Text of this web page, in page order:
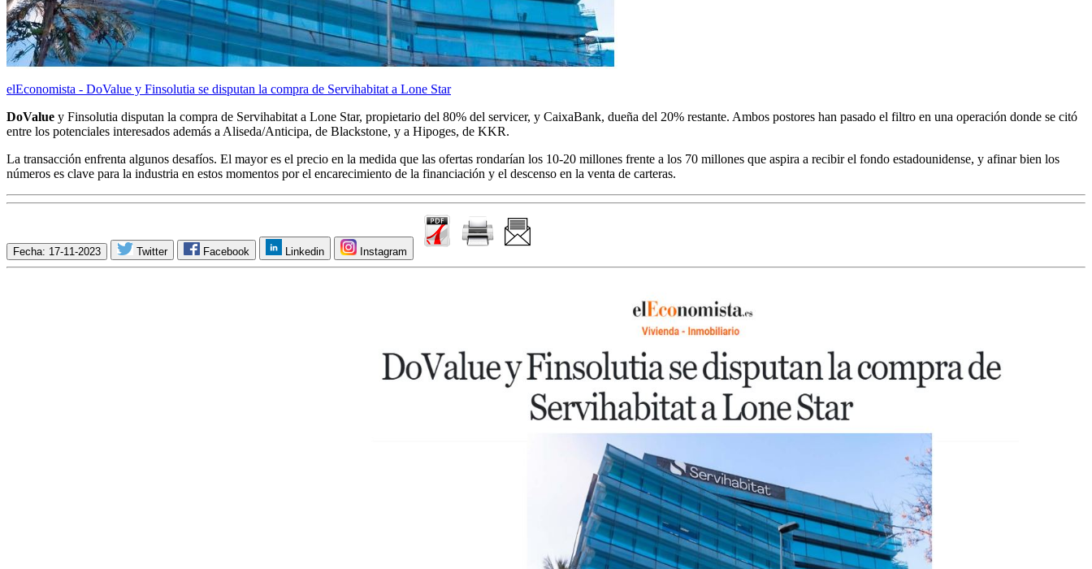
elEconomista - DoValue y Finsolutia se disputan la compra de Servihabitat a Lone Star
DoValue y Finsolutia disputan la compra de Servihabitat a Lone Star, propietario del 80% del servicer, y CaixaBank, dueña del 20% restante. Ambos postores han pasado el filtro en una operación donde se citó
entre los potenciales interesados además a Aliseda/Anticipa, de Blackstone, y a Hipoges, de KKR.
La transacción enfrenta algunos desafíos. El mayor es el precio en la medida que las ofertas rondarían los 10-20 millones frente a los 70 millones que aspira a recibir el fondo estadounidense, y afinar bien los
números es clave para la industria en estos momentos por el encarecimiento de la financiación y el descenso en la venta de carteras.
Fecha: 17-11-2023 Twitter Facebook Linkedin Instagram